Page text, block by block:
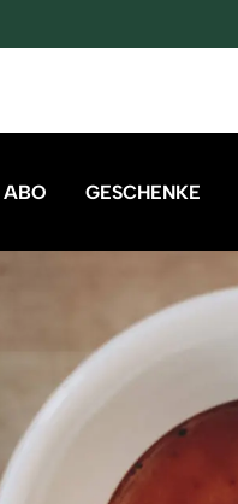
ABO GESCHENKE